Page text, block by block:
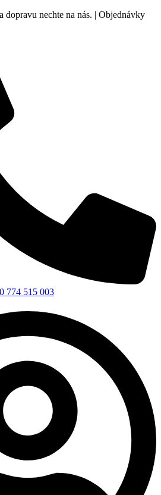
dopravu nechte na nás. | Objednávky
774 515 003